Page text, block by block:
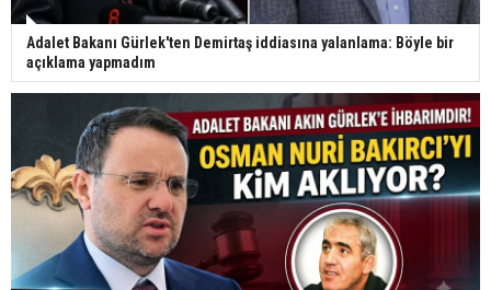
Adalet Bakanı Gürlek'ten Demirtaş iddiasına yalanlama: Böyle bir
açıklama yapmadım